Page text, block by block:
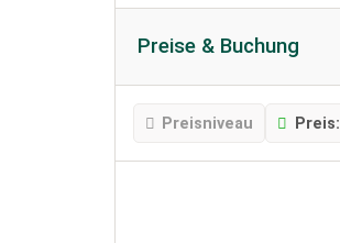
Preise & Buchung
Preisniveau Preis: